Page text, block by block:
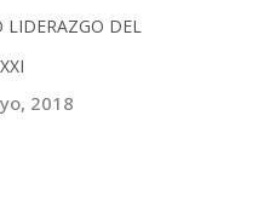
LIDERAZGO DEL
2018